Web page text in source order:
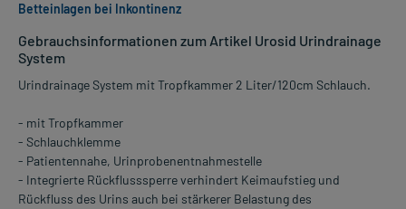
Gebrauchsinformationen zum Artikel Urosid Urindrainage
System
Urindrainage System mit Tropfkammer 2 Liter/120cm Schlauch.
- mit Tropfkammer
- Schlauchklemme
- Patientennahe, Urinprobenentnahmestelle
- Integrierte Rückflusssperre verhindert Keimaufstieg und
Rückfluss des Urins auch bei stärkerer Belastung des
Betteinlagen bei Inkontinenz